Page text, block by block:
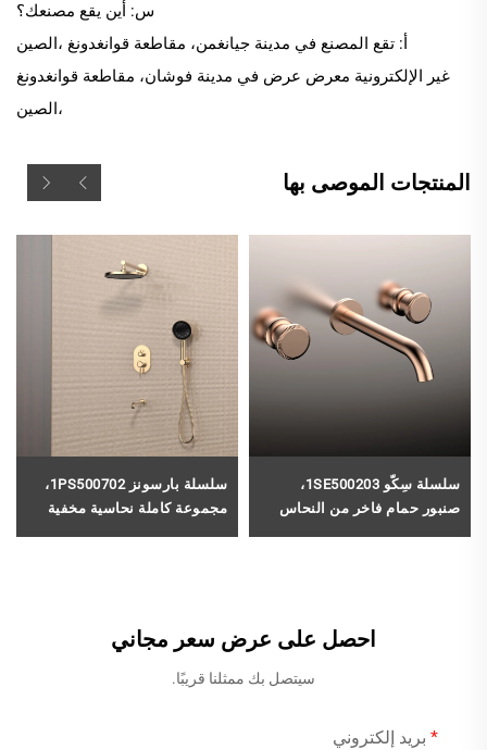
س: أين يقع مصنعك؟
أ: تقع المصنع في مدينة جيانغمن، مقاطعة قوانغدونغ ،الصين
غير الإلكترونية معرض عرض في مدينة فوشان، مقاطعة قوانغدونغ
،الصين
المنتجات الموصى بها
سلسلة سِكّو 1SE500203،
صنبور حمام فاخر من النحاس
سلسلة بارسونز 1PS500702،
مجموعة كاملة نحاسية مخفية
احصل على عرض سعر مجاني
سيتصل بك ممثلنا قريبًا.
بريد إلكتروني